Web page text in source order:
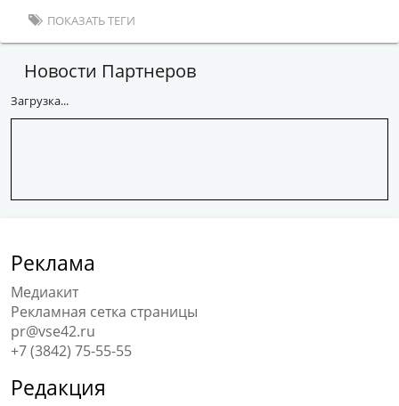
ПОКАЗАТЬ ТЕГИ
Новости Партнеров
Загрузка...
Реклама
Медиакит
Рекламная сетка страницы
pr@vse42.ru
+7 (3842) 75-55-55
Редакция